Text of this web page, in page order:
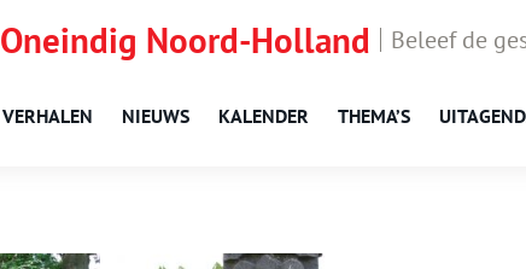
Oneindig Noord-Holland Beleef de
VERHALEN NIEUWS KALENDER THEMA’S